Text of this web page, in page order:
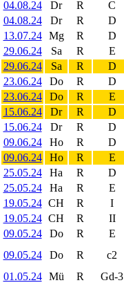
04.08.24
Dr R C
04.08.24
Dr R D
13.07.24
Mg R D
29.06.24
Sa R E
29.06.24
Sa R D
23.06.24
Do R D
23.06.24
Do R E
15.06.24
Dr R D
15.06.24
Dr R D
09.06.24
Ho R D
09.06.24
Ho R E
25.05.24
Ha R D
25.05.24
Ha R E
19.05.24 CH R I
19.05.24 CH R II
09.05.24
Do R E
09.05.24
Do R c2
01.05.24
Mü R Gd-3